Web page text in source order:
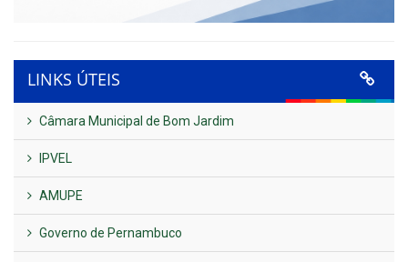
LINKS ÚTEIS
Câmara Municipal de Bom Jardim
IPVEL
AMUPE
Governo de Pernambuco